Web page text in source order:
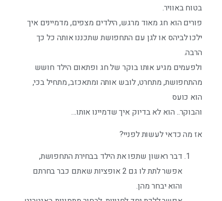
בטוח באוויר.
פורים הוא חג מאוד מרגש, הילדים מצפים, מדמיינים איך
ילכו לביהס או לגן עם התחפושת שתכננו אותה כל כך
הרבה.
ולפעמים מגיע אותו בוקר של חג ופתאום הילד חושש
מהתחפושת, מתחרט, לובש אותה ומתאכזב, מתחיל בכי,
הוא כועס
והבוקר.. הוא לא בדיוק איך שדמיינו אותו…
אז מה כדאי לעשות לפניי?
דבר ראשון שתפו את הילד בבחירת התחפושת,
אפשר לתת לו גם 2 אופציות שאתם כבר בחרתם
והוא יבחר מהן.